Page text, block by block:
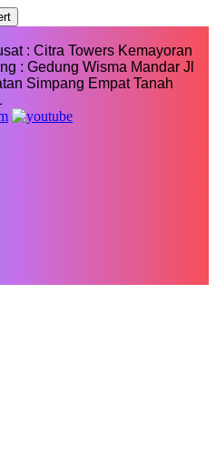
: Citra Towers Kemayoran
: Gedung Wisma Mandar Jl
Simpang Empat Tanah